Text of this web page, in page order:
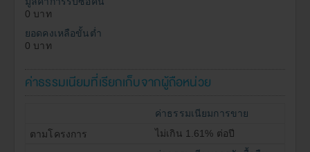
ใจลงทุน
การวัดผลการดำเนินงานของกองทุนบนเว็บไซต์นี้ได้จัดทำ
บริษัทขอสงวนสิทธิ์ในการแก้ไข ปรับปรุง หรือเปลี่ยนแปลง
ข้อมูลใดๆ ในเว็บไซต์นี้ได้โดยไม่จำเป็นต้องแจ้งล่วงหน้า
ขอสงวนสิทธิที่จะไม่รับผิดชอบต่อความเสียหายทุกกรณี ที่
เกิดขึ้นกับข้อมูล หรือระบบสื่อสารของผู้เข้าเยี่ยมชม หรือผู้
0 บาท
ยอดคงเหลือขั้นต่ำ
0 บาท
ค่าธรรมเนียมที่เรียกเก็บจากผู้ถือหน่วย
ค่าธรรมเนียมการขาย
ไม่เกิน 1.61% ต่อปี